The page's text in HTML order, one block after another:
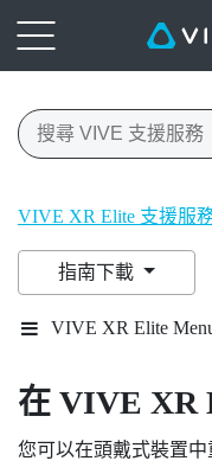
VIVE XR Elite 支援服
指南下載
VIVE XR Elite
在 VIVE XR
您可以在頭戴式裝置